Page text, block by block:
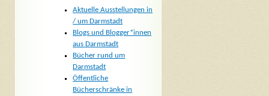
Aktuelle Ausstellungen in
/ um Darmstadt
Blogs und Blogger*innen
aus Darmstadt
Bücher rund um
Darmstadt
Öffentliche
Bücherschränke in